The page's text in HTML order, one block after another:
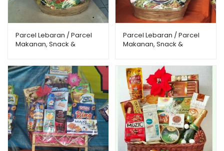
Parcel Lebaran / Parcel
Makanan, Snack &
Parcel Lebaran / Parcel
Makanan, Snack &